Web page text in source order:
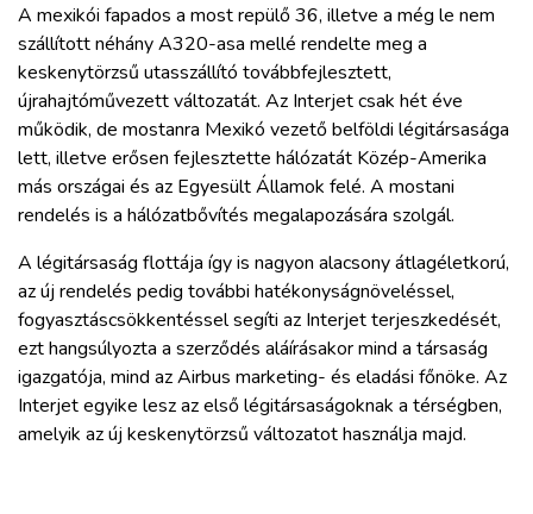
BLOG
ARCHÍVUM
WEBSHOP
BELÉPÉS
REGISZTRÁCIÓ
A mexikói fapados a most repülő 36, illetve a még le nem
szállított néhány A320-asa mellé rendelte meg a
keskenytörzsű utasszállító továbbfejlesztett,
újrahajtóművezett változatát. Az Interjet csak hét éve
működik, de mostanra Mexikó vezető belföldi légitársasága
lett, illetve erősen fejlesztette hálózatát Közép-Amerika
más országai és az Egyesült Államok felé. A mostani
rendelés is a hálózatbővítés megalapozására szolgál.
A légitársaság flottája így is nagyon alacsony átlagéletkorú,
az új rendelés pedig további hatékonyságnöveléssel,
fogyasztáscsökkentéssel segíti az Interjet terjeszkedését,
ezt hangsúlyozta a szerződés aláírásakor mind a társaság
igazgatója, mind az Airbus marketing- és eladási főnöke. Az
Interjet egyike lesz az első légitársaságoknak a térségben,
amelyik az új keskenytörzsű változatot használja majd.